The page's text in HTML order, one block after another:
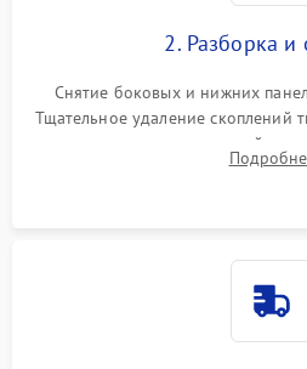
2. Разборка и
Снятие боковых и нижних
Тщательное удаление скоплений
очесов из зоны петлителей и
кистей, пинцета и потока